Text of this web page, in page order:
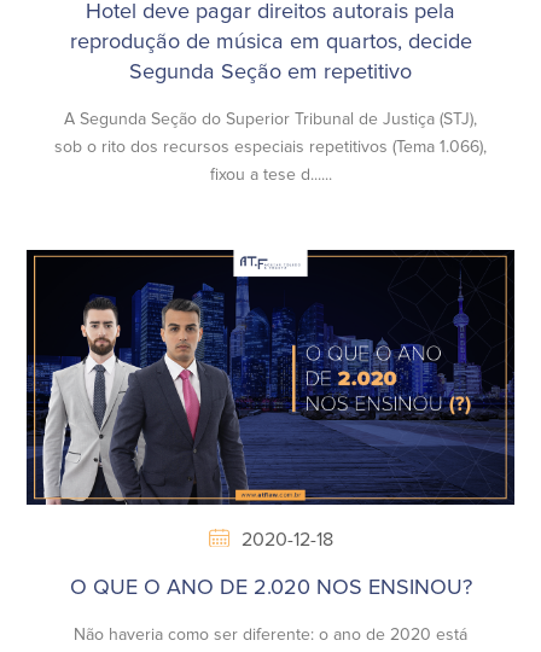
Hotel deve pagar direitos autorais pela
reprodução de música em quartos, decide
Segunda Seção em repetitivo
A Segunda Seção do Superior Tribunal de Justiça (STJ),
sob o rito dos recursos especiais repetitivos (Tema 1.066),
fixou a tese d......
2020-12-18
O QUE O ANO DE 2.020 NOS ENSINOU?
Não haveria como ser diferente: o ano de 2020 está